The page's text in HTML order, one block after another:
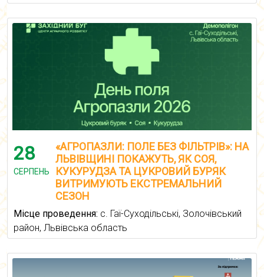
28
СЕРПЕНЬ
«АГРОПАЗЛИ: ПОЛЕ БЕЗ ФІЛЬТРІВ»: НА
ЛЬВІВЩИНІ ПОКАЖУТЬ, ЯК СОЯ,
КУКУРУДЗА ТА ЦУКРОВИЙ БУРЯК
ВИТРИМУЮТЬ ЕКСТРЕМАЛЬНИЙ
СЕЗОН
Місце проведення: с. Гаї-Суходільські, Золочівський
район, Львівська область